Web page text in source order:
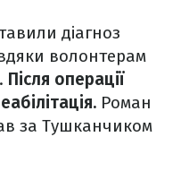
діагноз
волонтерам
Після операції
Роман
за Тушканчиком